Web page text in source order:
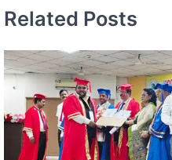
Related Posts